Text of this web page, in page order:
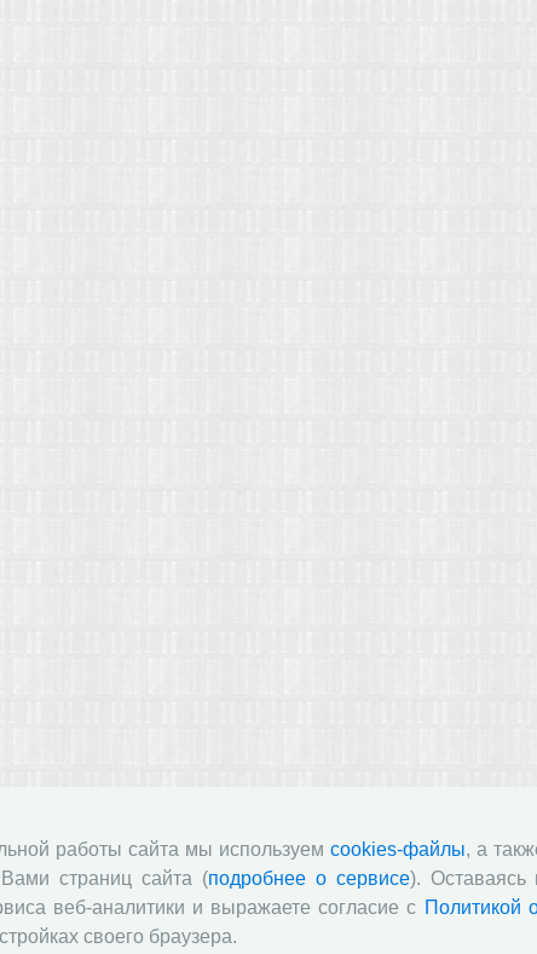
работы сайта мы используем cookies-файлы, а
страниц сайта (подробнее о сервисе). Оставаясь
веб-аналитики и выражаете согласие с Политикой
своего браузера.